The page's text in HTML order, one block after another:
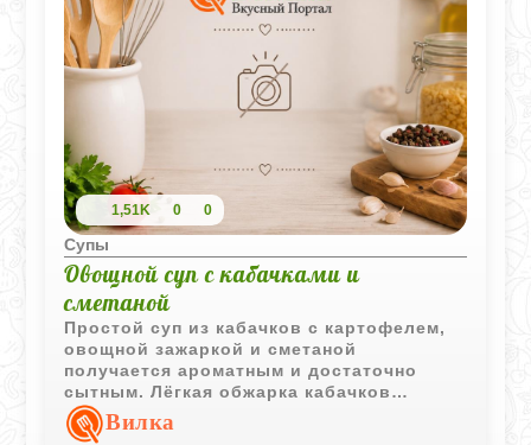
1,51K 0 0
Супы
Овощной суп с кабачками и
сметаной
Простой суп из кабачков с картофелем,
овощной зажаркой и сметаной
получается ароматным и достаточно
сытным. Лёгкая обжарка кабачков
придаёт блюду более насыщенный вкус и
аппетитный аромат.
Вилка